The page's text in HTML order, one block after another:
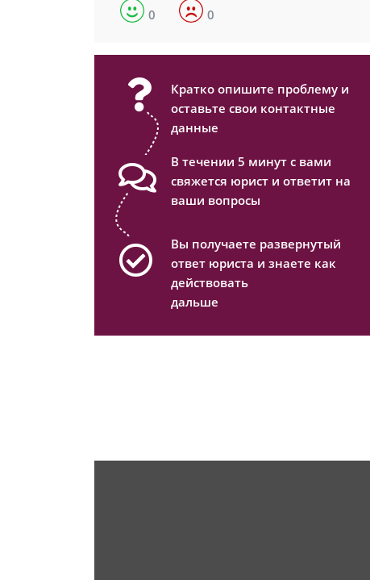
0 0
Кратко опишите проблему и
оставьте свои контактные
данные
В течении 5 минут с вами
свяжется юрист и ответит на
ваши вопросы
Вы получаете развернутый
ответ юриста и знаете как
действовать
дальше